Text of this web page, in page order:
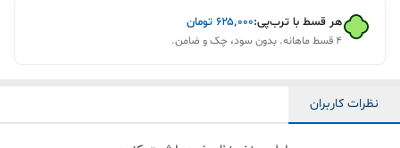
هر قسط با ترب‌پی:۶۲۵٬۰۰۰ تومان
۴ قسط ماهانه. بدون سود، چک و ضامن.
نظرات کاربران